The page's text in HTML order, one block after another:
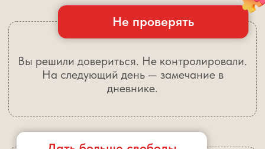
Не давить и быть спокойной
Терпели, объясняли. Говорили мягко, не
кричали. Он тянет время, отвлекается, не
примеры. Поддерживали. В ответ — «мне
это не нужно» и пустая тетрадь.